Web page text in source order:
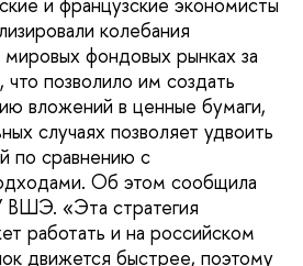
колебания
мировых фондовых рынках за
позволило им создать
вложений в ценные бумаги,
случаях позволяет удвоить
по сравнению с
Об этом сообщила
«Эта стратегия
работать и на российском
движется быстрее, поэтому